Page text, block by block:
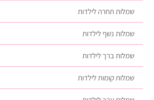
שמלות תחרה לילדות
שמלות נשף לילדות
שמלות ברך לילדות
שמלות קומות לילדות